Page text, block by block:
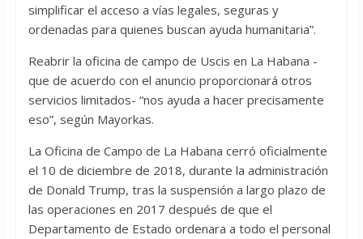
simplificar el acceso a vías legales, seguras y
ordenadas para quienes buscan ayuda humanitaria”.
Reabrir la oficina de campo de Uscis en La Habana -
que de acuerdo con el anuncio proporcionará otros
servicios limitados- “nos ayuda a hacer precisamente
eso”, según Mayorkas.
La Oficina de Campo de La Habana cerró oficialmente
el 10 de diciembre de 2018, durante la administración
de Donald Trump, tras la suspensión a largo plazo de
las operaciones en 2017 después de que el
Departamento de Estado ordenara a todo el personal